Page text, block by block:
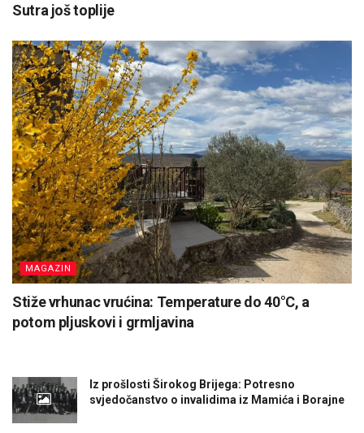
Sutra još toplije
MAGAZIN
Stiže vrhunac vrućina: Temperature do 40°C, a
potom pljuskovi i grmljavina
Iz prošlosti Širokog Brijega: Potresno
svjedočanstvo o invalidima iz Mamića i Borajne